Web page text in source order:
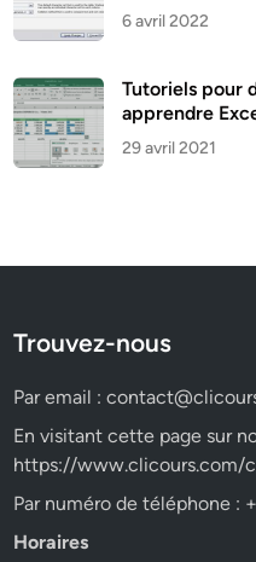
6 avril 2022
Tutoriels pour
apprendre
29 avril 2021
Trouvez-nous
Par email :
En visitant cette page sur
https://www.clicours.com/
Par numéro de téléphone :
Horaires